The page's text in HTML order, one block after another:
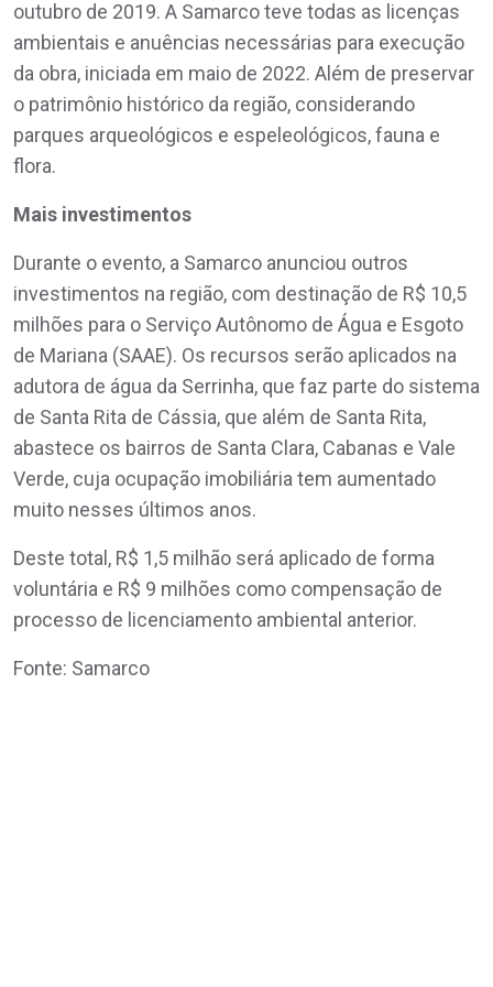
outubro de 2019. A Samarco teve todas as licenças
ambientais e anuências necessárias para execução
da obra, iniciada em maio de 2022. Além de preservar
o patrimônio histórico da região, considerando
parques arqueológicos e espeleológicos, fauna e
flora.
Mais investimentos
Durante o evento, a Samarco anunciou outros
investimentos na região, com destinação de R$ 10,5
milhões para o Serviço Autônomo de Água e Esgoto
de Mariana (SAAE). Os recursos serão aplicados na
adutora de água da Serrinha, que faz parte do sistema
de Santa Rita de Cássia, que além de Santa Rita,
abastece os bairros de Santa Clara, Cabanas e Vale
Verde, cuja ocupação imobiliária tem aumentado
muito nesses últimos anos.
Deste total, R$ 1,5 milhão será aplicado de forma
voluntária e R$ 9 milhões como compensação de
processo de licenciamento ambiental anterior.
Fonte: Samarco